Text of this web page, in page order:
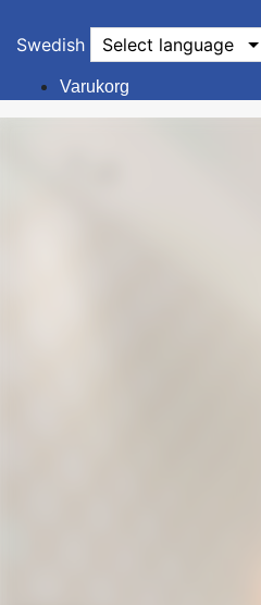
Swedish Select language
Varukorg